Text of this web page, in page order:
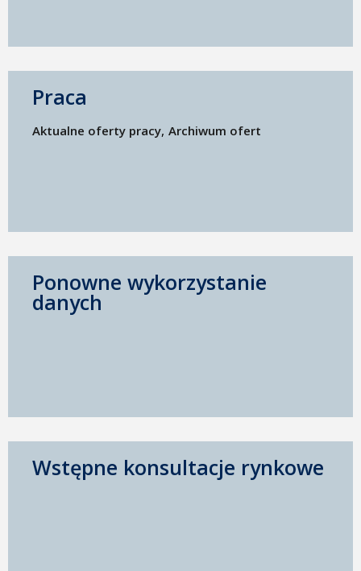
Praca
Aktualne oferty pracy Archiwum ofert
Ponowne wykorzystanie
danych
Wstępne konsultacje rynkowe